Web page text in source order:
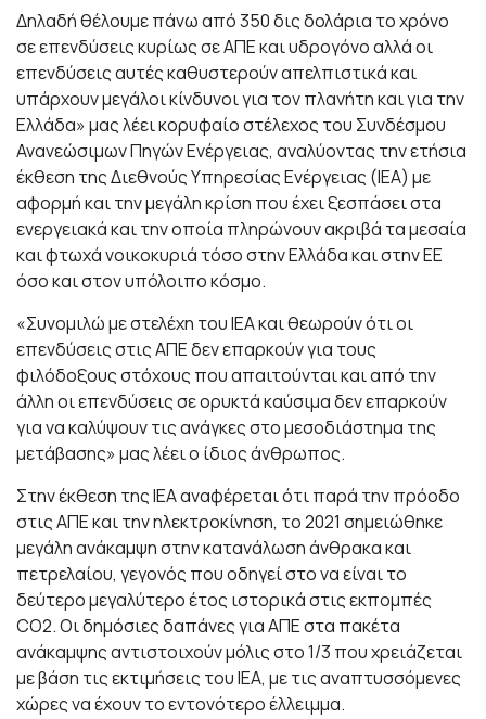
Δηλαδή θέλουμε πάνω από 350 δις δολάρια το χρόνο
σε επενδύσεις κυρίως σε ΑΠΕ και υδρογόνο αλλά οι
επενδύσεις αυτές καθυστερούν απελπιστικά και
υπάρχουν μεγάλοι κίνδυνοι για τον πλανήτη και για την
Ελλάδα» μας λέει κορυφαίο στέλεχος του Συνδέσμου
Ανανεώσιμων Πηγών Ενέργειας, αναλύοντας την ετήσια
έκθεση της Διεθνούς Υπηρεσίας Ενέργειας (ΙΕΑ) με
αφορμή και την μεγάλη κρίση που έχει ξεσπάσει στα
ενεργειακά και την οποία πληρώνουν ακριβά τα μεσαία
και φτωχά νοικοκυριά τόσο στην Ελλάδα και στην ΕΕ
όσο και στον υπόλοιπο κόσμο.
«Συνομιλώ με στελέχη του ΙΕΑ και θεωρούν ότι οι
επενδύσεις στις ΑΠΕ δεν επαρκούν για τους
φιλόδοξους στόχους που απαιτούνται και από την
άλλη οι επενδύσεις σε ορυκτά καύσιμα δεν επαρκούν
για να καλύψουν τις ανάγκες στο μεσοδιάστημα της
μετάβασης» μας λέει ο ίδιος άνθρωπος.
Στην έκθεση της ΙΕΑ αναφέρεται ότι παρά την πρόοδο
στις ΑΠΕ και την ηλεκτροκίνηση, το 2021 σημειώθηκε
μεγάλη ανάκαμψη στην κατανάλωση άνθρακα και
πετρελαίου, γεγονός που οδηγεί στο να είναι το
δεύτερο μεγαλύτερο έτος ιστορικά στις εκπομπές
CO2. Οι δημόσιες δαπάνες για ΑΠΕ στα πακέτα
ανάκαμψης αντιστοιχούν μόλις στο 1/3 που χρειάζεται
με βάση τις εκτιμήσεις του ΙΕΑ, με τις αναπτυσσόμενες
χώρες να έχουν το εντονότερο έλλειμμα.